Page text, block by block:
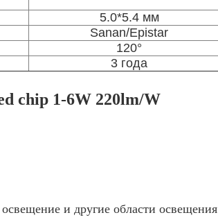
5.0*5.4 мм
Sanan/Epistar
120°
3 года
chip 1-6W 220lm/W
и другие области освещения